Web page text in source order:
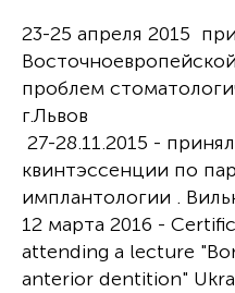
23-25 апреля 2015
проблем
г.Львов
27-28.11.2015 -
квинтэссенции по
имплантологии .
12 марта 2016 -
attending a lecture
anterior dentition"